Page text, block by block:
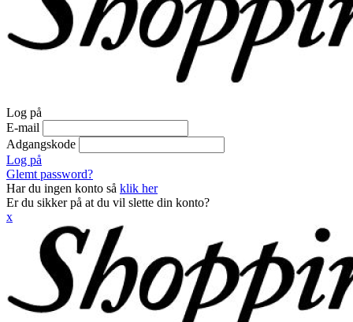
Log på
E-mail
Adgangskode
Log på
Glemt password?
Har du ingen konto så klik her
Er du sikker på at du vil slette din konto?
x